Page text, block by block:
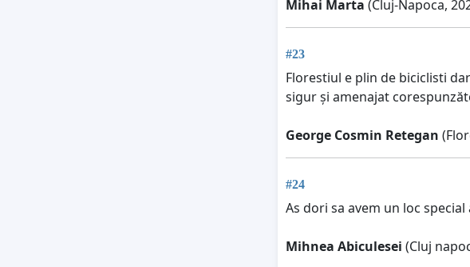
Mihai Marta (Cluj-Napoca,
#23
Florestiul e plin de biciclisti
sigur și amenajat
George Cosmin Retegan
#24
As dori sa avem un loc
Mihnea Abiculesei (Cluj